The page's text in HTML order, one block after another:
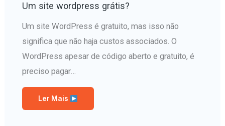
Um site wordpress grátis?
Um site WordPress é gratuito, mas isso não
significa que não haja custos associados. O
WordPress apesar de código aberto e gratuito, é
preciso pagar…
Ler Mais